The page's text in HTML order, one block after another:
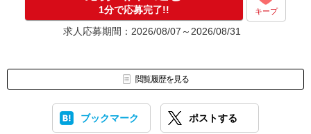
1分で応募完了!! キープ
求人応募期間：2026/08/07～2026/08/31
閲覧履歴を見る
ブックマーク ポストする